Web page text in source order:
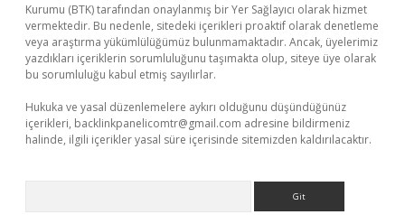
Kurumu (BTK) tarafından onaylanmış bir Yer Sağlayıcı olarak hizmet
vermektedir. Bu nedenle, sitedeki içerikleri proaktif olarak denetleme
veya araştırma yükümlülüğümüz bulunmamaktadır. Ancak, üyelerimiz
yazdıkları içeriklerin sorumluluğunu taşımakta olup, siteye üye olarak
bu sorumluluğu kabul etmiş sayılırlar.
Hukuka ve yasal düzenlemelere aykırı olduğunu düşündüğünüz
içerikleri, backlinkpanelicomtr@gmail.com adresine bildirmeniz
halinde, ilgili içerikler yasal süre içerisinde sitemizden kaldırılacaktır.